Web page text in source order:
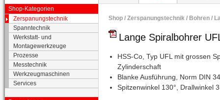
Shop-Kategorien
Zerspanungstechnik
Spanntechnik
Werkstatt- und
Montagewerkzeuge
Prozesse
Messtechnik
Werkzeugmaschinen
Services
Shop / Zerspanungstechnik / Bohren /
Lange Spiralbohrer
HSS-Co, Typ UFL mit grossen
Zylinderschaft
Blanke Ausführung, Norm DIN
Spitzenwinkel 130°, Drallwinkel